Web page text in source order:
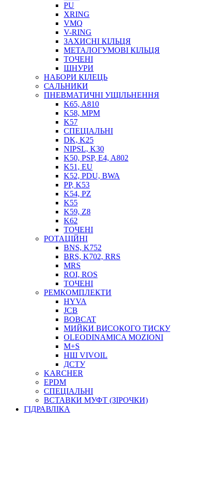
ПІСТОЛЕТИ
НАСОСИ ТА ПОМПИ
НАГНІТАЧІ
МУФТИ (НАСАДКИ) ДЛЯ ШПРИЦІВ
МАСЛЯНКИ, ЛІЙКИ
ПРЕС-МАСЛЯНКИ
ШЛАНГИ, ТРУБКИ
ШПРИЦИ МАСТИЛЬНІ
ТОСОЛ, АНТИФРИЗ
ОЛИВА-ПАЛИВО
ПОВІТРЯ-ВОДА
ДЛЯ ЗВАРЮВАННЯ
НАПІРНО-ВСМОКТУЮЧІ
ФІЛЬТРИ ДЛЯ ПАЛЬНОГО
ПІДДОНИ ДЛЯ БОЧОК
МОДУЛЬНІ АЗС
МЕТРОЛОГІЧНЕ ОБЛАДНАННЯ
ЛІЧИЛЬНИКИ І ВИТРАТОМІРИ ДЛЯ ПАЛЬНОГО
КОТУШКИ ДЛЯ ШЛАНГІВ
PU
XRING
VMQ
V-RING
ЗАХИСНІ КІЛЬЦЯ
МЕТАЛОГУМОВІ КІЛЬЦЯ
ТОЧЕНІ
ШНУРИ
НАБОРИ КІЛЕЦЬ
САЛЬНИКИ
ПНЕВМАТИЧНІ УЩІЛЬНЕННЯ
K65, A810
K58, MPM
K57
СПЕЦІАЛЬНІ
DK, K25
NIPSL, K30
K50, PSP, E4, A802
K51, EU
K52, PDU, BWA
PP, K53
K54, PZ
K55
K59, Z8
K62
ТОЧЕНІ
РОТАЦІЙНІ
BNS, K752
BRS, K702, RRS
MRS
ROI, ROS
ТОЧЕНІ
РЕМКОМПЛЕКТИ
HYVA
JCB
BOBCAT
МИЙКИ ВИСОКОГО ТИСКУ
OLEODINAMICA MOZIONI
M+S
НШ VIVOIL
ДСТУ
KARCHER
EPDM
СПЕЦІАЛЬНІ
ВСТАВКИ МУФТ (ЗІРОЧКИ)
ГІДРАВЛІКА